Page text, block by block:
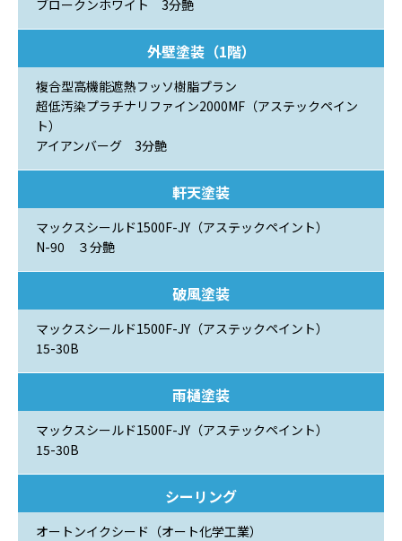
ブロークンホワイト 3分艶
外壁塗装（1階）
複合型高機能遮熱フッソ樹脂プラン
超低汚染プラチナリファイン2000MF（アステックペイン
ト）
アイアンバーグ 3分艶
軒天塗装
マックスシールド1500F-JY（アステックペイント）
N-90 ３分艶
破風塗装
マックスシールド1500F-JY（アステックペイント）
15-30B
雨樋塗装
マックスシールド1500F-JY（アステックペイント）
15-30B
シーリング
オートンイクシード（オート化学工業）